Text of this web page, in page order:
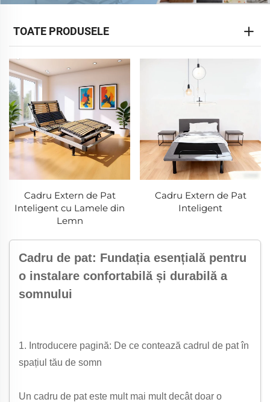
TOATE PRODUSELE
Cadru Extern de Pat
Inteligent cu Lamele din
Lemn
Cadru Extern de Pat
Inteligent
Cadru de pat: Fundația esențială pentru
o instalare confortabilă și durabilă a
somnului
1. Introducere pagină: De ce contează cadrul de pat în
spațiul tău de somn
Un cadru de pat este mult mai mult decât doar o